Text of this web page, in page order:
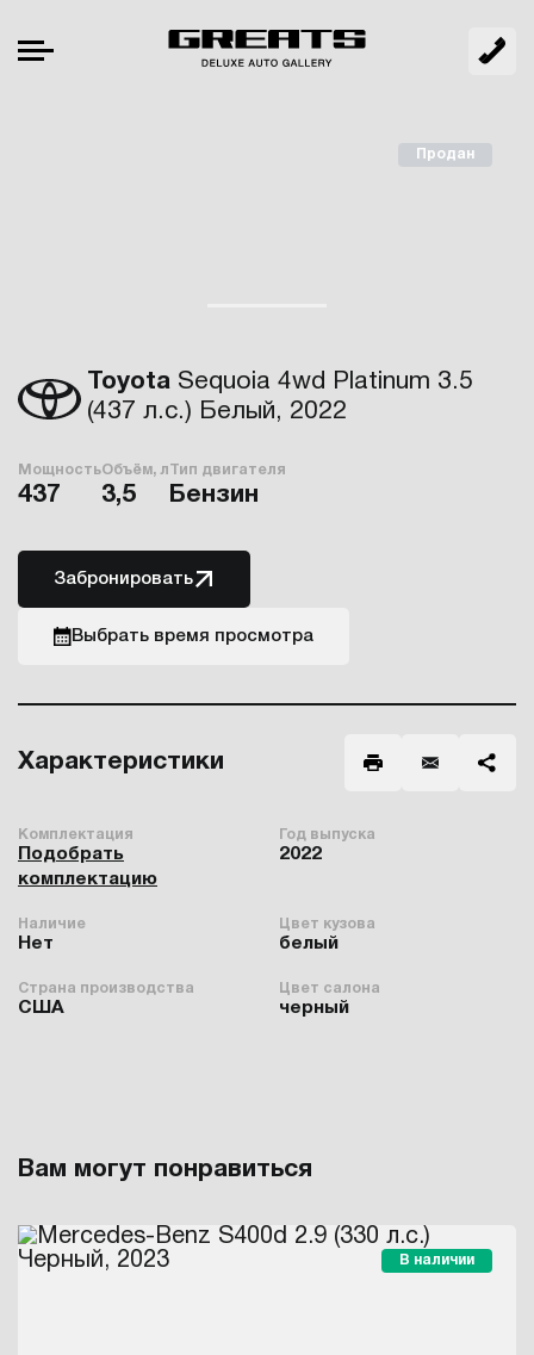
Toyota Sequoia 4wd Platinum 3.5
(437 л.с.) Белый, 2022
Продан
Мощность
437
Объём, л
3,5
Тип двигателя
Бензин
Забронировать
Выбрать время просмотра
Характеристики
Комплектация
Подобрать
комплектацию
Год выпуска
2022
Наличие
Нет
Цвет кузова
белый
Страна производства
США
Цвет салона
черный
Вам могут понравиться
В наличии